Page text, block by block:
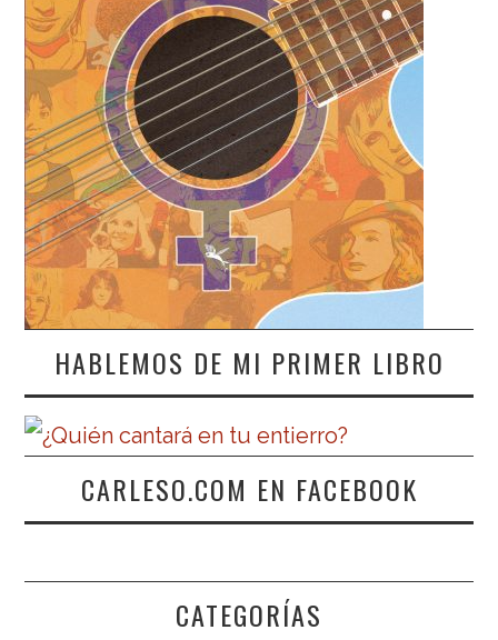
HABLEMOS DE MI PRIMER LIBRO
CARLESO.COM EN FACEBOOK
CATEGORÍAS